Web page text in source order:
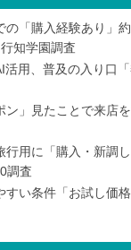
の「購入経験あり」
知学園調査
活用、普及の入り口
ン」見たことで来
行用に「購入・新調
調査
すい条件「お試し価